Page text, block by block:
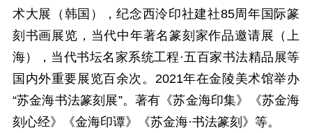
术大展（韩国），纪念西泠印社建社85周年国际篆
刻书画展览，当代中年著名篆刻家作品邀请展（上
海），当代书坛名家系统工程·五百家书法精品展等
国内外重要展览百余次。2021年在金陵美术馆举办
“苏金海书法篆刻展”。著有《苏金海印集》《苏金海
刻心经》《金海印谭》《苏金海·书法篆刻》等。